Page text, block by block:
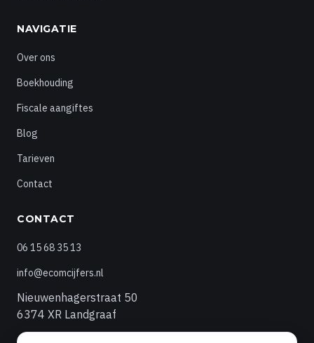
NAVIGATIE
Over ons
Boekhouding
Fiscale aangiftes
Blog
Tarieven
Contact
CONTACT
06 15 68 35 13
info@ecomcijfers.nl
Nieuwenhagerstraat 50
6374 XR Landgraaf